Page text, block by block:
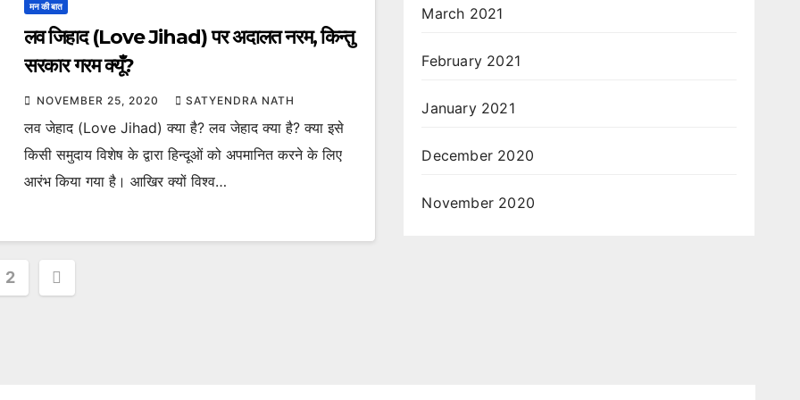
मन की बात
लव जिहाद (Love Jihad) पर अदालत नरम, किन्तु
सरकार गरम क्यूँ?
NOVEMBER 25, 2020 SATYENDRA NATH
लव जेहाद (Love Jihad) क्या है? लव जेहाद क्या है? क्या इसे
किसी समुदाय विशेष के द्वारा हिन्दूओं को अपमानित करने के लिए
आरंभ किया गया है। आखिर क्यों विश्व…
2
March 2021
February 2021
January 2021
December 2020
November 2020